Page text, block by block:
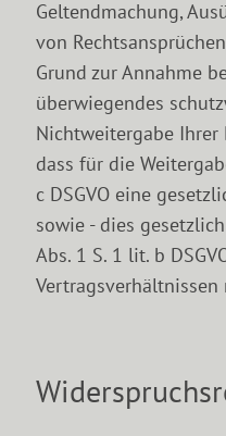
Geltendmachung,
von
Grund zur Annahme
überwiegendes
Nichtweitergabe Ihrer
dass für die
c DSGVO eine
sowie - dies
Abs. 1 S. 1 lit. b